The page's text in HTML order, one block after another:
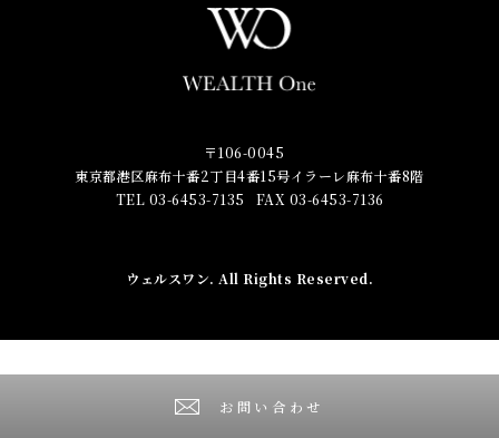
お問い合わせ
〒106-0045
東京都港区麻布十番2丁目4番15号イラーレ麻布十番8階
TEL 03-6453-7135
FAX 03-6453-7136
ウェルスワン. All Rights Reserved.